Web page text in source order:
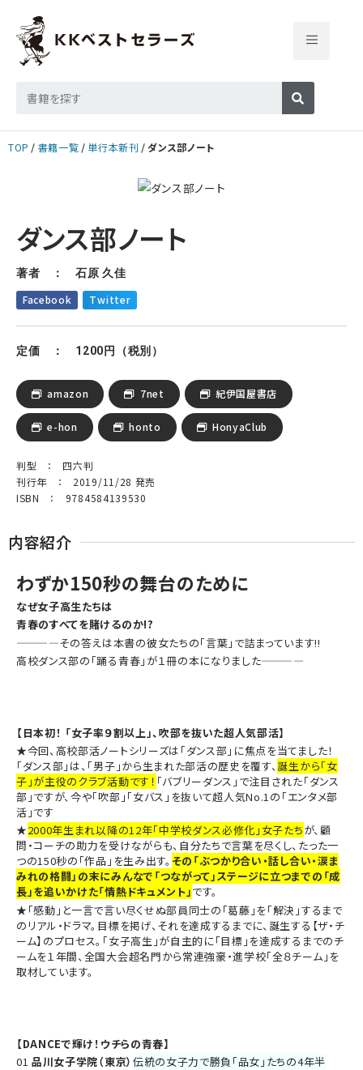
TOP 書籍一覧 単行本新刊 ダンス部ノート
ダンス部ノート
著者 ： 石原 久佳
Facebook Twitter
定価 ： 1200円（税別）
amazon 7net 紀伊国屋書店
e-hon honto HonyaClub
判型 ： 四六判
刊行年 ： 2019/11/28 発売
ISBN ： 9784584139530
内容紹介
わずか150秒の舞台のために
なぜ女子高生たちは
青春のすべてを賭けるのか!?
————その答えは本書の彼女たちの「言葉」で詰まっています!!
高校ダンス部の「踊る青春」が１冊の本になりました————
【日本初！ 「女子率９割以上」、吹部を抜いた超人気部活】
★今回、高校部活ノートシリーズは「ダンス部」に焦点を当てました！
「ダンス部」は、「男子」から生まれた部活の歴史を覆す、誕生から「女
子」が主役のクラブ活動です！ 「バブリーダンス」で注目された「ダンス
部」ですが、今や「吹部」「女バス」を抜いて超人気No.1の「エンタメ部
活」です
★2000年生まれ以降の12年「中学校ダンス必修化」女子たちが、顧
問・コーチの助力を受けながらも、自分たちで言葉を尽くし、たった一
つの150秒の「作品」を生み出す。 その「ぶつかり合い・話し合い・涙ま
みれの格闘」の末にみんなで「つながって」ステージに立つまでの「成
長」を追いかけた「情熱ドキュメント」です。
★「感動」と一言で言い尽くせぬ部員同士の「葛藤」を「解決」するまで
のリアル・ドラマ。目標を掲げ、それを達成するまでに、誕生する【ザ・チ
ーム】のプロセス。「女子高生」が自主的に「目標」を達成するまでのチ
ームを１年間、全国大会超名門から常連強豪・進学校「全８チーム」を
取材しています。
【DANCEで輝け！ウチらの青春】
01品川女子学院（東京） 伝統の女子力で勝負「品女」たちの4年半